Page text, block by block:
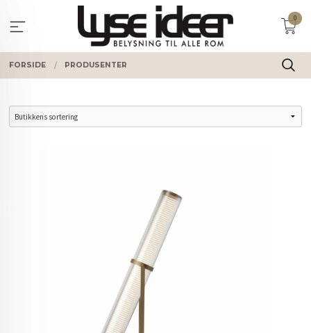
innholdet
0
FORSIDE PRODUSENTER